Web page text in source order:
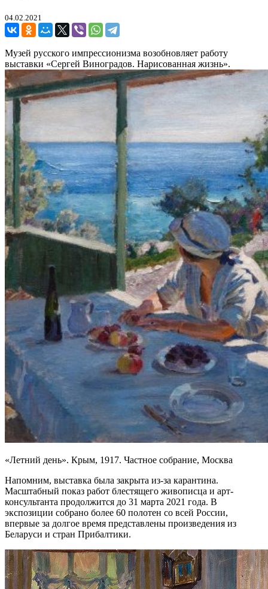
04.02.2021
Музей русского импрессионизма возобновляет работу
выставки «Сергей Виноградов. Нарисованная жизнь».
«Летний день». Крым, 1917. Частное собрание, Москва
Напомним, выставка была закрыта из-за карантина.
Масштабный показ работ блестящего живописца и арт-
консультанта продолжится до 31 марта 2021 года. В
экспозиции собрано более 60 полотен со всей России,
впервые за долгое время представлены произведения из
Беларуси и стран Прибалтики.